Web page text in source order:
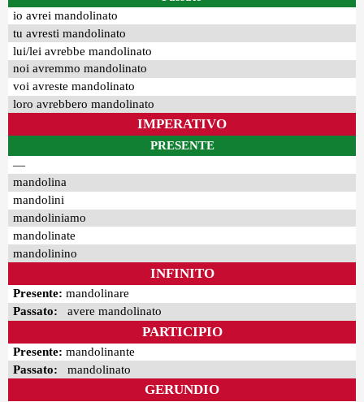
io avrei mandolinato
tu avresti mandolinato
lui/lei avrebbe mandolinato
noi avremmo mandolinato
voi avreste mandolinato
loro avrebbero mandolinato
IMPERATIVO
PRESENTE
—
mandolina
mandolini
mandoliniamo
mandolinate
mandolinino
INFINITO
Presente: mandolinare
Passato: avere mandolinato
PARTICIPIO
Presente: mandolinante
Passato: mandolinato
GERUNDIO